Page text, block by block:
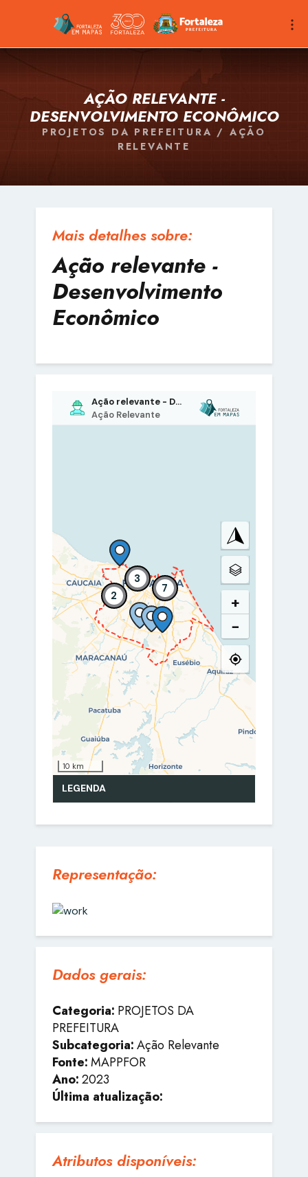
AÇÃO RELEVANTE -
DESENVOLVIMENTO ECONÔMICO
PROJETOS DA PREFEITURA / AÇÃO
RELEVANTE
Mais detalhes sobre:
Ação relevante -
Desenvolvimento
Econômico
Representação:
Dados gerais:
Categoria: PROJETOS DA
PREFEITURA
Subcategoria:Ação Relevante
Fonte:MAPPFOR
Ano:2023
Última atualização:
Atributos disponíveis: